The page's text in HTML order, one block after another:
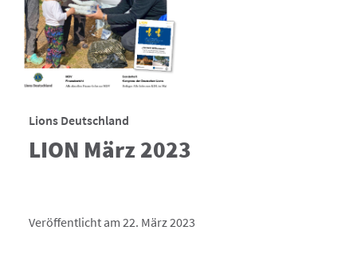
Lions Deutschland
LION März 2023
Veröffentlicht am 22. März 2023